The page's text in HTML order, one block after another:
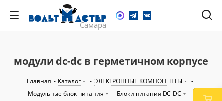
модули dc-dc в герметичном корпусе
Главная - Каталог - ЭЛЕКТРОННЫЕ КОМПОНЕНТЫ
-
Модульные блок питания
- Блоки питания DC-DC
-